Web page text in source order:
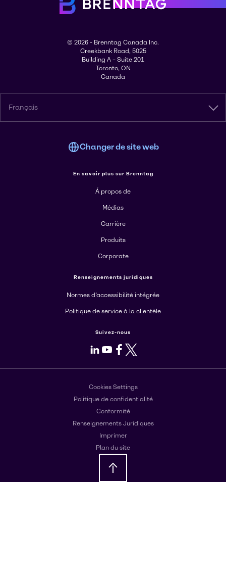
© 2026 - Brenntag Canada Inc.
Creekbank Road, 5025
Building A – Suite 201
Toronto, ON
Canada
Français
Changer de site web
En savoir plus sur Brenntag
Á propos de
Médias
Carrière
Produits
Corporate
Renseignements juridiques
Normes d’accessibilité intégrée
Politique de service à la clientèle
Suivez-nous
LinkedIn
Youtube
Facebook
X
Cookies Settings
Politique de confidentialité
Conformité
Renseignements Juridiques
Imprimer
Plan du site